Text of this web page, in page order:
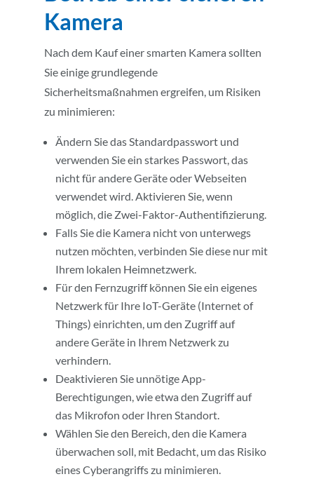
Kamera
Nach dem Kauf einer smarten Kamera sollten
Sie einige grundlegende
Sicherheitsmaßnahmen ergreifen, um Risiken
zu minimieren:
Ändern Sie das Standardpasswort und
verwenden Sie ein starkes Passwort, das
nicht für andere Geräte oder Webseiten
verwendet wird. Aktivieren Sie, wenn
möglich, die Zwei-Faktor-Authentifizierung.
Falls Sie die Kamera nicht von unterwegs
nutzen möchten, verbinden Sie diese nur mit
Ihrem lokalen Heimnetzwerk.
Für den Fernzugriff können Sie ein eigenes
Netzwerk für Ihre IoT-Geräte (Internet of
Things) einrichten, um den Zugriff auf
andere Geräte in Ihrem Netzwerk zu
verhindern.
Deaktivieren Sie unnötige App-
Berechtigungen, wie etwa den Zugriff auf
das Mikrofon oder Ihren Standort.
Wählen Sie den Bereich, den die Kamera
überwachen soll, mit Bedacht, um das Risiko
eines Cyberangriffs zu minimieren.